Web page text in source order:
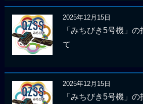
2025年12月15日
「みちびき5号機」
て
2025年12月15日
「みちびき5号機」